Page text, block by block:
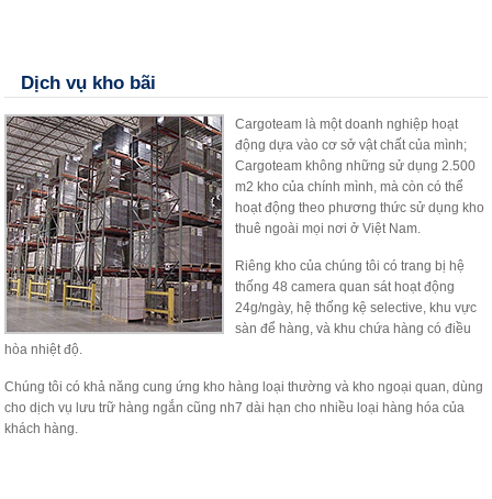
Dịch vụ kho bãi
Cargoteam là một doanh nghiệp hoạt
động dựa vào cơ sở vật chất của mình;
Cargoteam không những sử dụng 2.500
m2 kho của chính mình, mà còn có thể
hoạt động theo phương thức sử dụng kho
thuê ngoài mọi nơi ở Việt Nam.
Riêng kho của chúng tôi có trang bị hệ
thống 48 camera quan sát hoạt động
24g/ngày, hệ thống kệ selective, khu vực
sàn để hàng, và khu chứa hàng có điều
hòa nhiệt độ.
Chúng tôi có khả năng cung ứng kho hàng loại thường và kho ngoại quan, dùng
cho dịch vụ lưu trữ hàng ngắn cũng nh7 dài hạn cho nhiều loại hàng hóa của
khách hàng.